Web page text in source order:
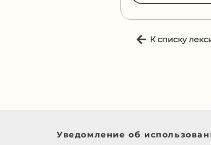
К списку
Уведомление об